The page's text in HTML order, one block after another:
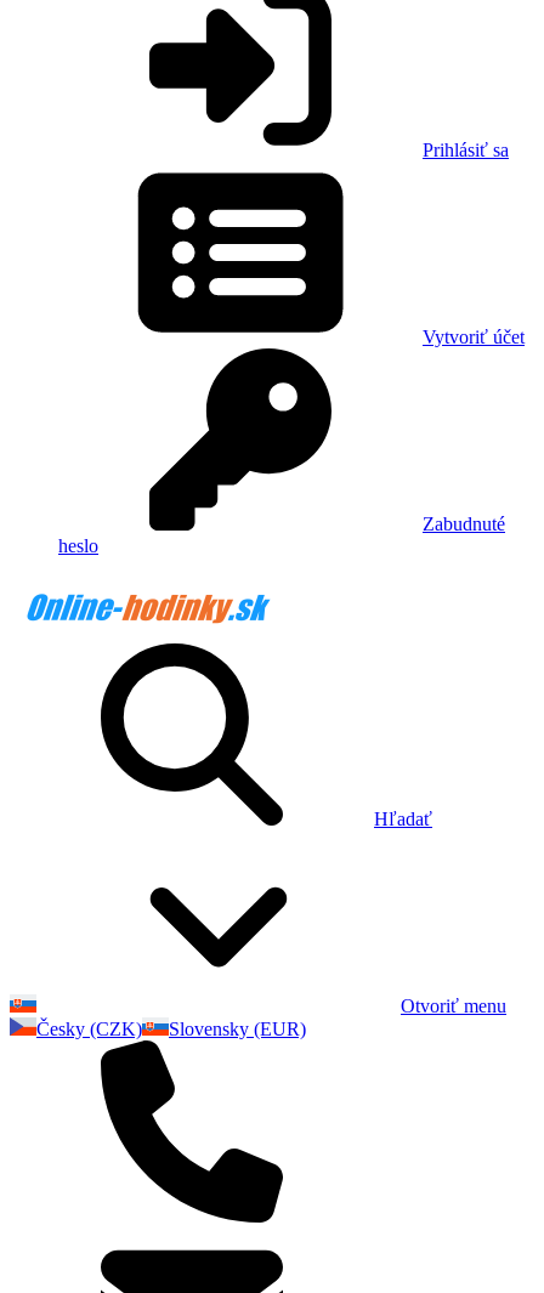
Prihlásiť sa
Vytvoriť účet
Zabudnuté
heslo
Hľadať
Otvoriť menu
Česky (CZK)
Slovensky (EUR)